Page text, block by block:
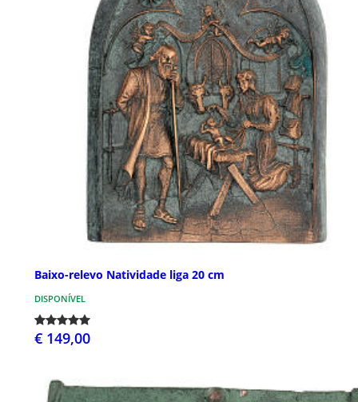
Baixo-relevo Natividade liga 20 cm
DISPONÍVEL
€ 149,00